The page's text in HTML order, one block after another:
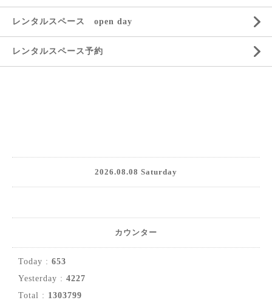
レンタルスペース open day
レンタルスペース予約
2026.08.08 Saturday
カウンター
Today : 653
Yesterday : 4227
Total : 1303799